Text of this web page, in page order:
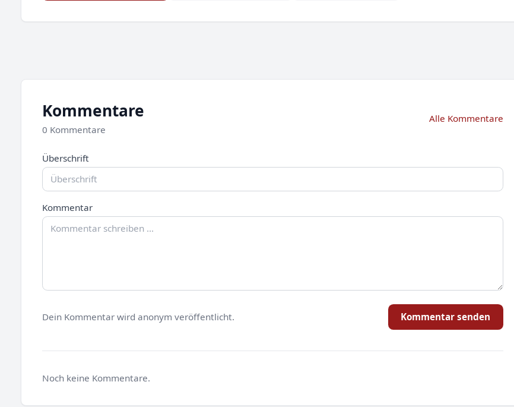
Kommentare
0 Kommentare
Alle Kommentare
Überschrift
Kommentar
Dein Kommentar wird anonym veröffentlicht. Kommentar senden
Noch keine Kommentare.